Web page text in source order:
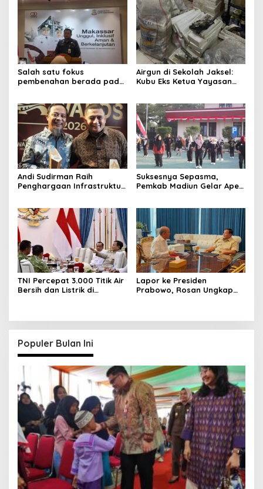
Salah satu fokus
pembenahan berada pada
potensi besar
meningkatkan PAD. “Itu
semua masukan dari Keme
Airgun di Sekolah Jaksel:
Kubu Eks Ketua Yayasan
Andi Sudirman Raih
Penghargaan Infrastruktur,
Suksesnya Sepasma,
Pemkab Madiun Gelar Apel
TNI Percepat 3.000 Titik Air
Bersih dan Listrik di
Lapor ke Presiden
Prabowo, Rosan Ungkap
Populer Bulan Ini